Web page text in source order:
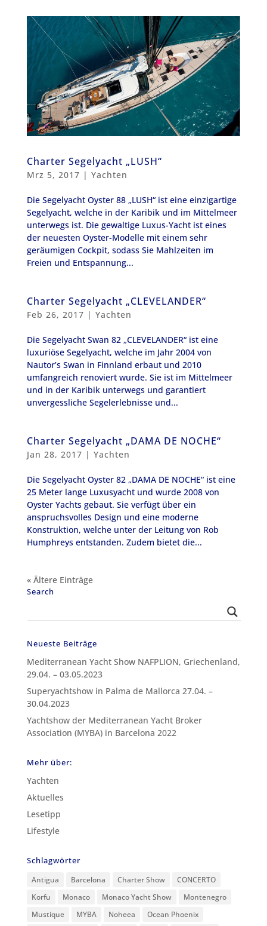
Charter Segelyacht „LUSH“
Mrz 5, 2017 | Yachten
Die Segelyacht Oyster 88 „LUSH“ ist eine einzigartige
Segelyacht, welche in der Karibik und im Mittelmeer
unterwegs ist. Die gewaltige Luxus-Yacht ist eines
der neuesten Oyster-Modelle mit einem sehr
geräumigen Cockpit, sodass Sie Mahlzeiten im
Freien und Entspannung...
Charter Segelyacht „CLEVELANDER“
Feb 26, 2017 | Yachten
Die Segelyacht Swan 82 „CLEVELANDER“ ist eine
luxuriöse Segelyacht, welche im Jahr 2004 von
Nautor’s Swan in Finnland erbaut und 2010
umfangreich renoviert wurde. Sie ist im Mittelmeer
und in der Karibik unterwegs und garantiert
unvergessliche Segelerlebnisse und...
Charter Segelyacht „DAMA DE NOCHE“
Jan 28, 2017 | Yachten
Die Segelyacht Oyster 82 „DAMA DE NOCHE“ ist eine
25 Meter lange Luxusyacht und wurde 2008 von
Oyster Yachts gebaut. Sie verfügt über ein
anspruchsvolles Design und eine moderne
Konstruktion, welche unter der Leitung von Rob
Humphreys entstanden. Zudem bietet die...
« Ältere Einträge
Search
Neueste Beiträge
Mediterranean Yacht Show NAFPLION, Griechenland,
29.04. – 03.05.2023
Superyachtshow in Palma de Mallorca 27.04. –
30.04.2023
Yachtshow der Mediterranean Yacht Broker
Association (MYBA) in Barcelona 2022
Mehr über:
Yachten
Aktuelles
Lesetipp
Lifestyle
Schlagwörter
Antigua Barcelona Charter Show
CONCERTO
Korfu
Monaco Monaco Yacht Show
Montenegro
Mustique
MYBA Noheea Ocean Phoenix